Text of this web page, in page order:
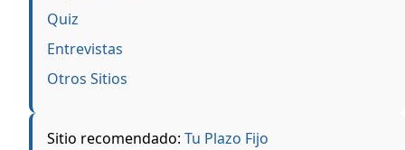
Quiz
Entrevistas
Otros Sitios
Sitio recomendado: Tu Plazo Fijo